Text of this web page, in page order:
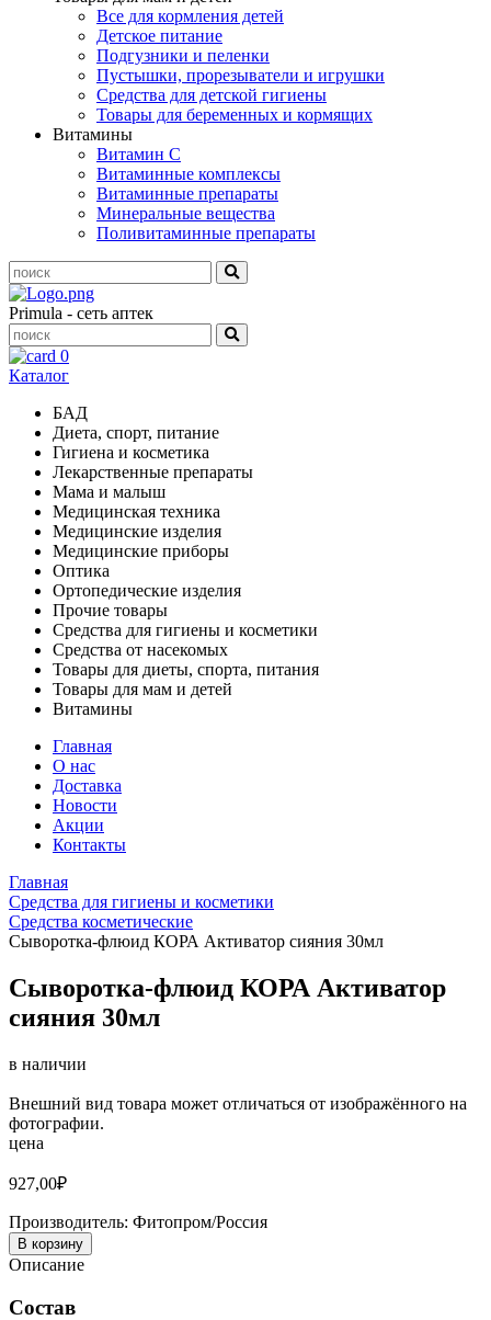
Все для кормления детей
Детское питание
Подгузники и пеленки
Пустышки, прорезыватели и игрушки
Средства для детской гигиены
Товары для беременных и кормящих
Витамины
Витамин С
Витаминные комплексы
Витаминные препараты
Минеральные вещества
Поливитаминные препараты
Primula - сеть аптек
0
Каталог
БАД
Диета, спорт, питание
Гигиена и косметика
Лекарственные препараты
Мама и малыш
Медицинская техника
Медицинские изделия
Медицинские приборы
Оптика
Ортопедические изделия
Прочие товары
Средства для гигиены и косметики
Средства от насекомых
Товары для диеты, спорта, питания
Товары для мам и детей
Витамины
Главная
О нас
Доставка
Новости
Акции
Контакты
Главная
Средства для гигиены и косметики
Средства косметические
Сыворотка-флюид КОРА Активатор сияния 30мл
Сыворотка-флюид КОРА Активатор
сияния 30мл
в наличии
Внешний вид товара может отличаться от изображённого на
фотографии.
цена
927,00₽
Производитель: Фитопром/Россия
В корзину
Описание
Состав